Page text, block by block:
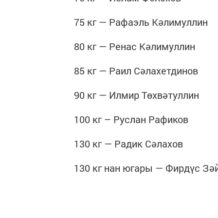
75 кг — Рафаэль Кәлимуллин
80 кг — Ренас Кәлимуллин
85 кг — Раил Сәлахетдинов
90 кг — Илмир Төхвәтуллин
100 кг – Руслан Рафиков
130 кг — Радик Сәлахов
130 кг нан югары — Фирдүс